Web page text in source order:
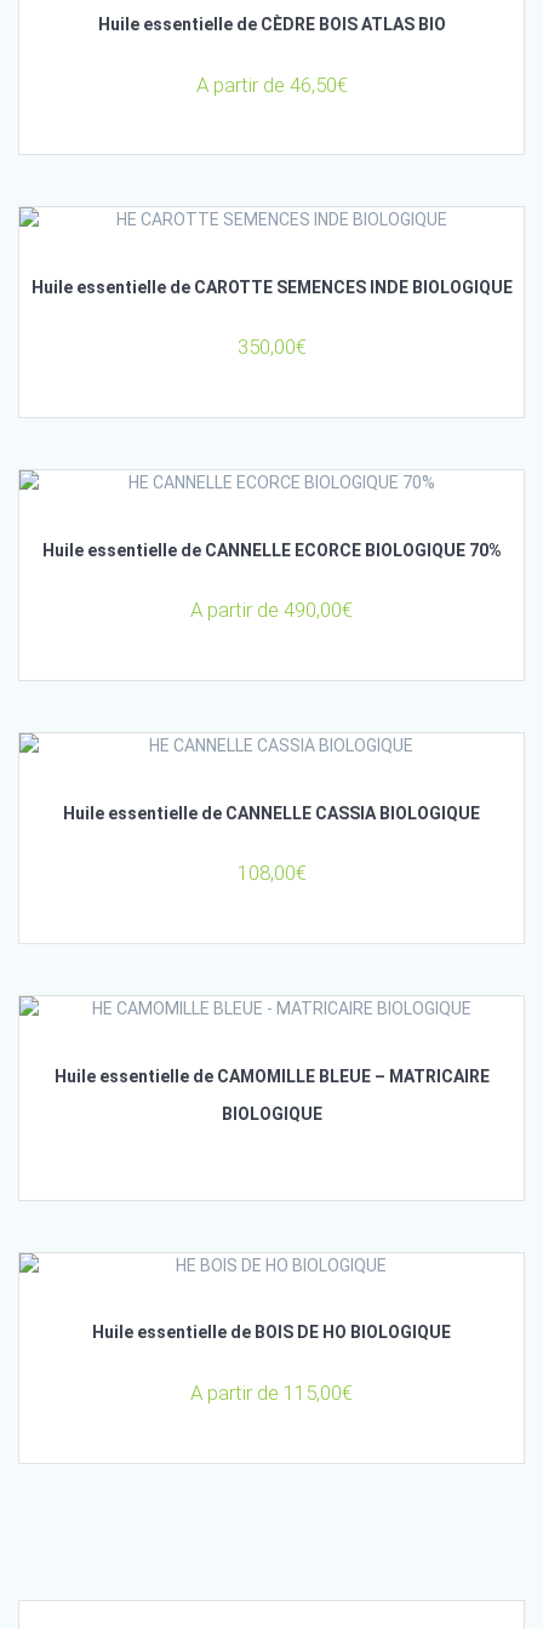
Huile essentielle de CÈDRE BOIS ATLAS BIO
A partir de 46,50€
Huile essentielle de CAROTTE SEMENCES INDE BIOLOGIQUE
350,00€
Huile essentielle de CANNELLE ECORCE BIOLOGIQUE 70%
A partir de 490,00€
Huile essentielle de CANNELLE CASSIA BIOLOGIQUE
108,00€
Huile essentielle de CAMOMILLE BLEUE – MATRICAIRE
BIOLOGIQUE
Huile essentielle de BOIS DE HO BIOLOGIQUE
A partir de 115,00€